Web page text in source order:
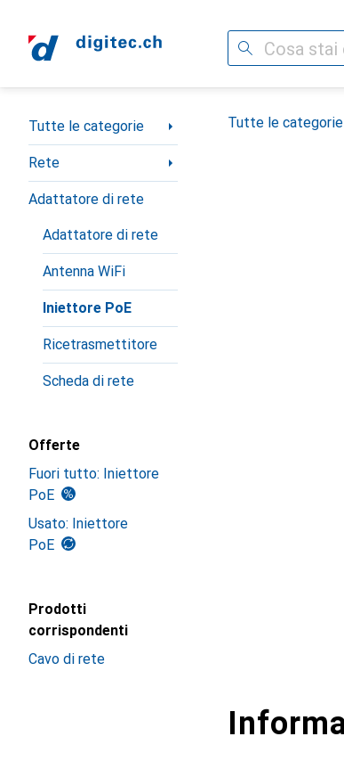
Cerca
Categoria Navigazione
Tutte le categorie
Rete
Adattatore di rete
Adattatore di rete
Antenna WiFi
Iniettore PoE
Ricetrasmettitore
Scheda di rete
Offerte
Fuori tutto: Iniettore
PoE
Usato: Iniettore
PoE
Prodotti
corrispondenti
Cavo di rete
Tutte le categorie